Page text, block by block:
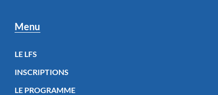
Menu
LE LFS
INSCRIPTIONS
LE PROGRAMME